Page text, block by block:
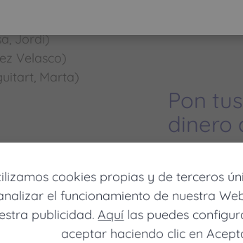
cookies propias y de terceros
el funcionamiento de nuestra
publicidad.Aquí las puedes
aceptar haciendo clic en
Jordi)
Velasco)
Marta)
Pon
dinero
Móvil